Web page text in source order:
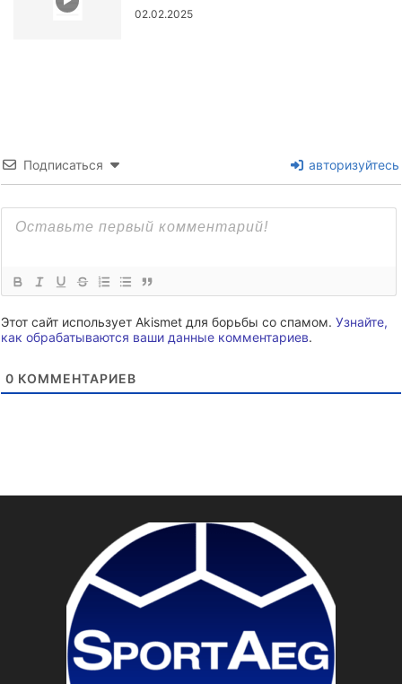
02.02.2025
Подписаться авторизуйтесь
Этот сайт использует Akismet для борьбы со спамом. Узнайте,
как обрабатываются ваши данные комментариев.
0 КОММЕНТАРИЕВ